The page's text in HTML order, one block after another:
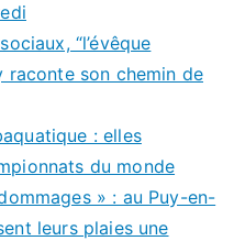
“l’évêque
raconte son chemin de
: elles
du monde
» : au Puy-en-
leurs plaies une